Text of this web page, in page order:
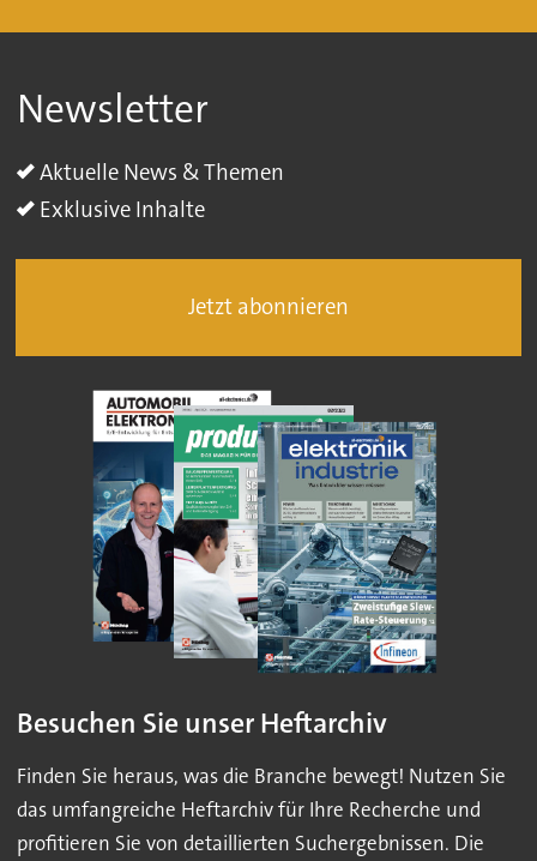
Newsletter
Aktuelle News & Themen
Exklusive Inhalte
Jetzt abonnieren
Besuchen Sie unser Heftarchiv
Finden Sie heraus, was die Branche bewegt! Nutzen Sie
das umfangreiche Heftarchiv für Ihre Recherche und
profitieren Sie von detaillierten Suchergebnissen. Die